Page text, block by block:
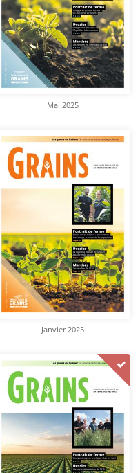
Mai 2025
Janvier 2025